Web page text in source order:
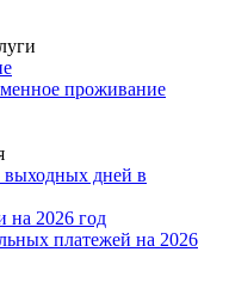
проживание
выходных дней в
на 2026 год
платежей на 2026